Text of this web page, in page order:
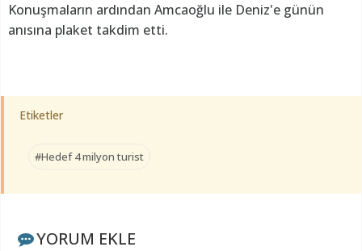
Konuşmaların ardından Amcaoğlu ile Deniz'e günün
anısına plaket takdim etti.
Etiketler
#Hedef 4 milyon turist
YORUM EKLE